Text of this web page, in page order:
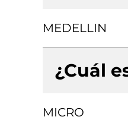
MEDELLIN
¿Cuál
MICRO